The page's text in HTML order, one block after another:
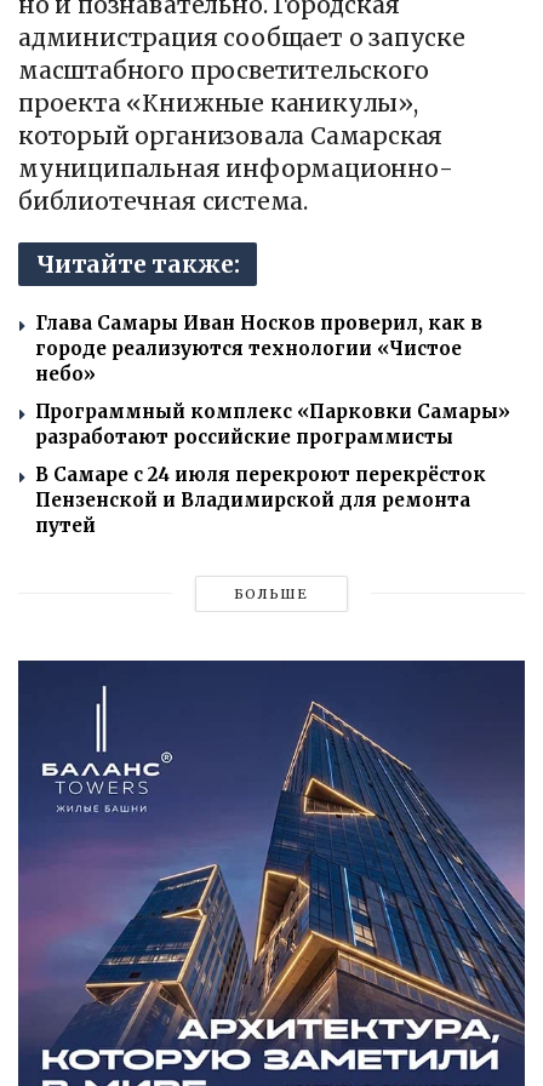
администрация сообщает о запуске
масштабного просветительского
проекта «Книжные каникулы»,
который организовала Самарская
муниципальная информационно-
библиотечная система.
Читайте также:
Глава Самары Иван Носков проверил, как в
городе реализуются технологии «Чистое
небо»
Программный комплекс «Парковки Самары»
разработают российские программисты
В Самаре с 24 июля перекроют перекрёсток
Пензенской и Владимирской для ремонта
путей
БОЛЬШЕ